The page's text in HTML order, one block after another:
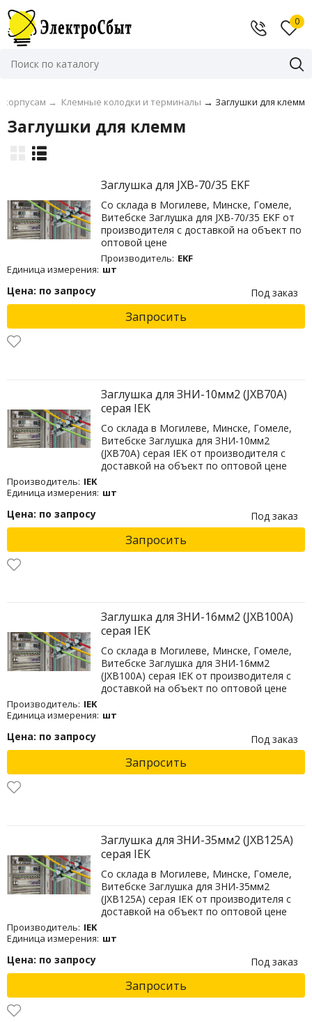
0
корпусам → Клемные колодки и терминалы → Заглушки для клемм
Заглушки для клемм
Заглушка для JXB-70/35 EKF
Со склада в Могилеве, Минске, Гомеле,
Витебске Заглушка для JXB-70/35 EKF от
производителя с доставкой на объект по
оптовой цене
Производитель: EKF
Единица измерения: шт
Цена: по запросу Под заказ
Запросить
Заглушка для ЗНИ-10мм2 (JXB70A)
серая IEK
Со склада в Могилеве, Минске, Гомеле,
Витебске Заглушка для ЗНИ-10мм2
(JXB70A) серая IEK от производителя с
доставкой на объект по оптовой цене
Производитель: IEK
Единица измерения: шт
Цена: по запросу Под заказ
Запросить
Заглушка для ЗНИ-16мм2 (JXB100A)
серая IEK
Со склада в Могилеве, Минске, Гомеле,
Витебске Заглушка для ЗНИ-16мм2
(JXB100A) серая IEK от производителя с
доставкой на объект по оптовой цене
Производитель: IEK
Единица измерения: шт
Цена: по запросу Под заказ
Запросить
Заглушка для ЗНИ-35мм2 (JXB125A)
серая IEK
Со склада в Могилеве, Минске, Гомеле,
Витебске Заглушка для ЗНИ-35мм2
(JXB125A) серая IEK от производителя с
доставкой на объект по оптовой цене
Производитель: IEK
Единица измерения: шт
Цена: по запросу Под заказ
Запросить